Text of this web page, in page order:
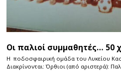
Οι παλιοί συμμαθητές… 50
Η ποδοσφαιρική ομάδα του Λυκείου
Διακρίνονται: Όρθιοι (από αριστερά):